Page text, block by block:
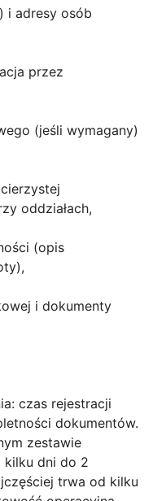
i adresy osób
przez
(jeśli wymagany)
oddziałach,
(opis
i dokumenty
: czas rejestracji
dokumentów.
zestawie
kilku dni do 2
trwa od kilku